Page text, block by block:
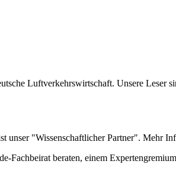
Luftverkehrswirtschaft. Unsere Leser
unser "Wissenschaftlicher Partner". Mehr
Fachbeirat beraten, einem